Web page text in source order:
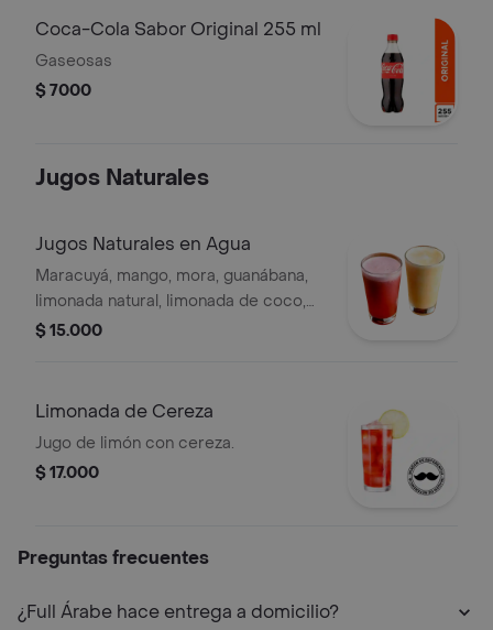
Coca-Cola Sabor Original 255 ml
Gaseosas
$ 7000
Jugos Naturales
Jugos Naturales en Agua
Maracuyá, mango, mora, guanábana,
limonada natural, limonada de coco,
limonada de hierbabuena a elección
$ 15.000
Limonada de Cereza
Jugo de limón con cereza.
$ 17.000
Preguntas frecuentes
¿Full Árabe hace entrega a domicilio?